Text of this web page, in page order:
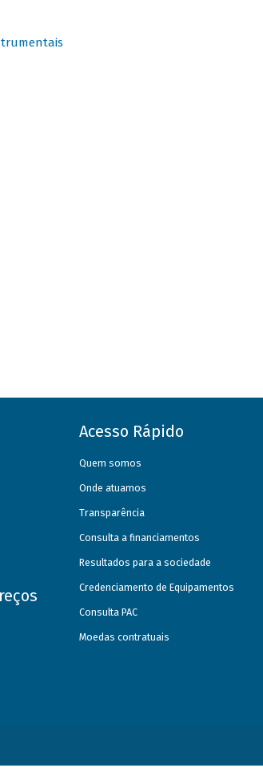
Acesso Rápido
Quem somos
Onde atuamos
Transparência
Consulta a financiamentos
Resultados para a sociedade
Credenciamento de Equipamentos
Consulta PAC
Moedas contratuais